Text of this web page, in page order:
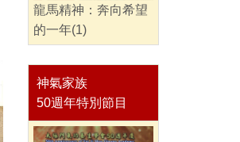
龍馬精神：奔向希望
的一年(1)
神氣家族
50週年特別節目